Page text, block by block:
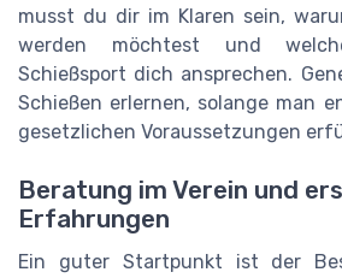
musst du dir im Klaren sein,
werden möchtest und
Schießsport dich ansprechen.
Schießen erlernen, solange man
gesetzlichen Voraussetzungen
Beratung im Verein und
Erfahrungen
Ein guter Startpunkt ist der